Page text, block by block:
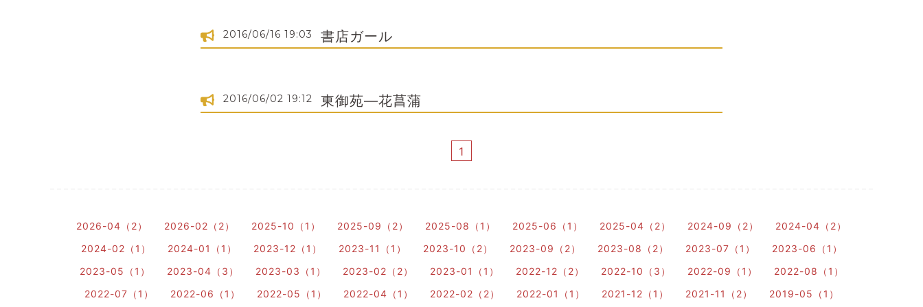
2016/06/16 19:03 書店ガール
2016/06/02 19:12 東御苑―花菖蒲
1
2026-04（2） 2026-02（2） 2025-10（1） 2025-09（2） 2025-08（1） 2025-06（1） 2025-04（2） 2024-09（2）
2024-04（2）
2024-02（1）
2024-01（1） 2023-12（1） 2023-11（1） 2023-10（2） 2023-09（2） 2023-08（2） 2023-07（1）
2023-06（1）
2023-05（1）
2023-04（3） 2023-03（1） 2023-02（2） 2023-01（1） 2022-12（2） 2022-10（3） 2022-09（1）
2022-08（1）
2022-07（1）
2022-06（1） 2022-05（1） 2022-04（1） 2022-02（2） 2022-01（1） 2021-12（1） 2021-11（2） 2019-05（1）